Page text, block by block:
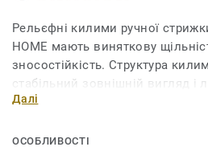
Рельєфні килими ручної
HOME мають виняткову
зносостійкість. Структура
стабільний зовнішній вигляд і
покриттям. Широка палітра
унікальність інтер’єру.
Далі
ОСОБЛИВОСТІ